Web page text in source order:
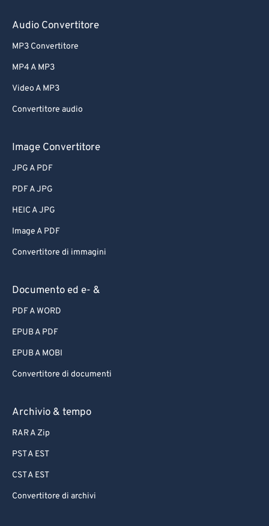
Audio Convertitore
MP3 Convertitore
MP4 A MP3
Video A MP3
Convertitore audio
Image Convertitore
JPG A PDF
PDF A JPG
HEIC A JPG
Image A PDF
Convertitore di immagini
Documento ed e- &
PDF A WORD
EPUB A PDF
EPUB A MOBI
Convertitore di documenti
Archivio & tempo
RAR A Zip
PST A EST
CST A EST
Convertitore di archivi